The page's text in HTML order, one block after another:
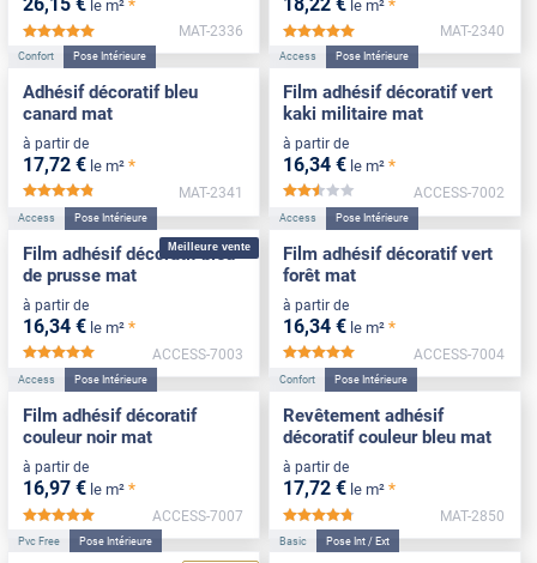
le m² *
*****
MAT-2336
le m² *
MAT-2340
Confort Pose Intérieure
Adhésif décoratif bleu
canard mat
à partir de
17,72 € le m² *
MAT-2341
Access Pose Intérieure
Film adhésif décoratif vert
kaki militaire mat
à partir de
16,34 € le m² *
*****
ACCESS-7002
Meilleure vente
Access Pose Intérieure
Film adhésif décoratif bleu
de prusse mat
à partir de
16,34 € le m² *
*****
ACCESS-7003
Access Pose Intérieure
Film adhésif décoratif vert
forêt mat
à partir de
16,34 € le m² *
ACCESS-7004
Access Pose Intérieure
Film adhésif décoratif
couleur noir mat
à partir de
16,97 € le m² *
*****
ACCESS-7007
Confort Pose Intérieure
Revêtement adhésif
décoratif couleur bleu mat
à partir de
17,72 € le m² *
*****
MAT-2850
Pvc Free Pose Intérieure Basic Pose Int / Ext